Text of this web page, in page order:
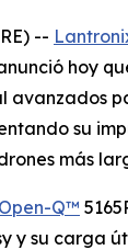
--
hoy
su
más
Open-Q™
y su carga